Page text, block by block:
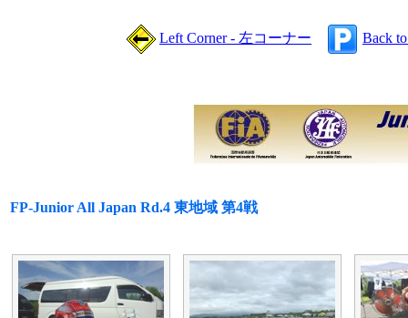
Left Corner - 左コーナー Back
FP-Junior All Japan Rd.4 東地域 第4戦